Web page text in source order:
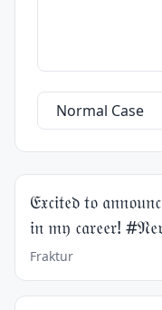
𝔈𝔵𝔠𝔦𝔱𝔢𝔡 𝔱𝔬
𝔦𝔫 𝔪𝔶 𝔠𝔞𝔯𝔢𝔢𝔯!
Fraktur